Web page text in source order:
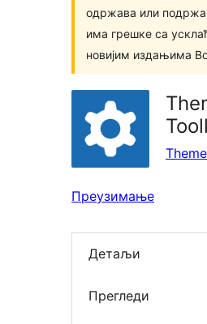
одржава или
има грешке са
новијим издањима
Преузимање
Детаљи
Прегледи